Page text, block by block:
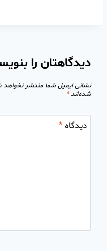
دیدگاهتان را
نشانی ایمیل شما منتشر
شده‌اند*
دیدگاه*